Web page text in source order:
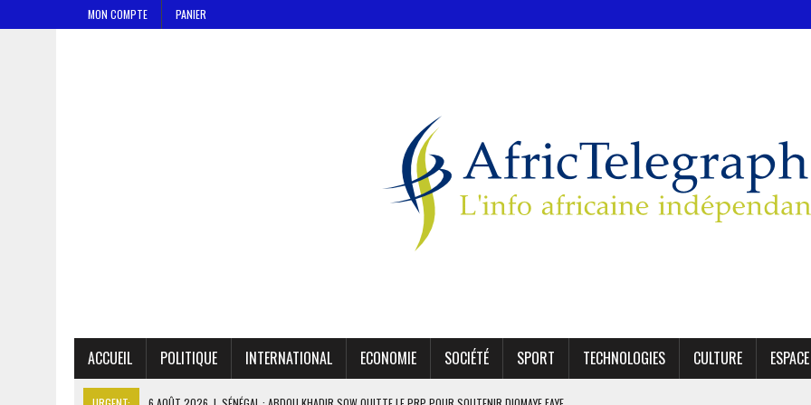
MON COMPTE PANIER
ACCUEIL POLITIQUE INTERNATIONAL ECONOMIE SOCIÉTÉ SPORT TECHNOLOGIES CULTURE